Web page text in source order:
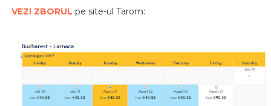
VEZI ZBORUL pe site-ul Tarom: